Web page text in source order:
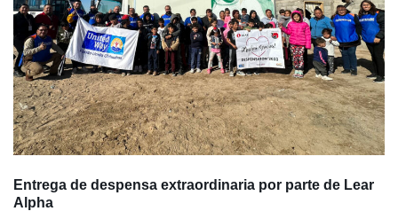
Entrega de despensa extraordinaria por parte de Lear
Alpha